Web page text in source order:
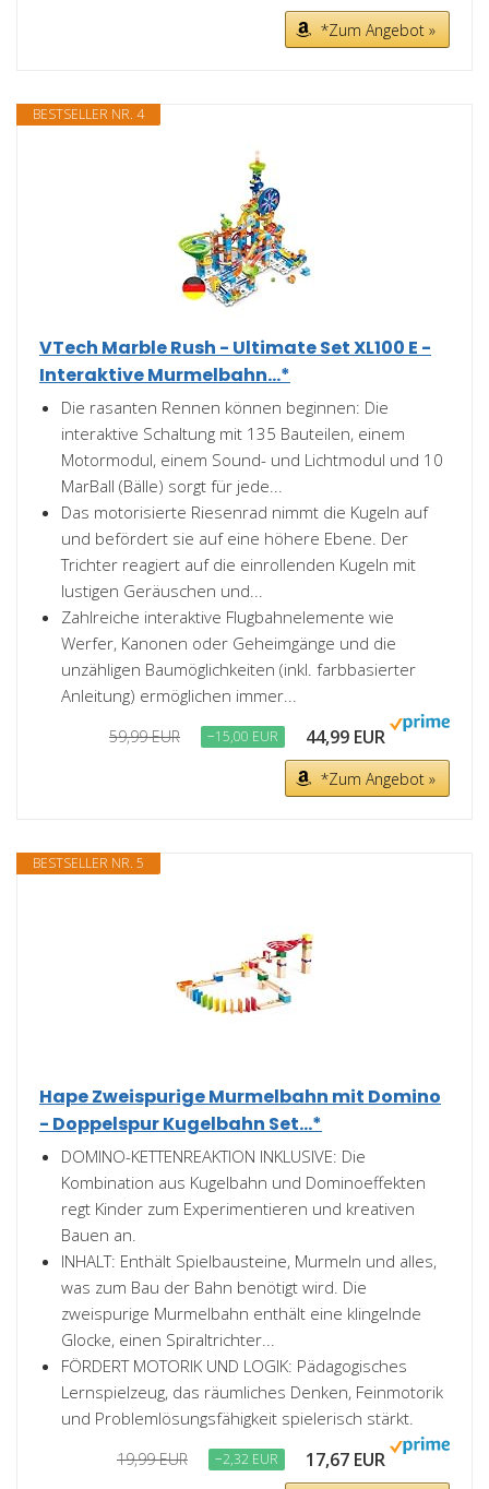
*Zum Angebot »
BESTSELLER NR. 4
VTech Marble Rush - Ultimate Set XL100 E -
Interaktive Murmelbahn...*
Die rasanten Rennen können beginnen: Die
interaktive Schaltung mit 135 Bauteilen, einem
Motormodul, einem Sound- und Lichtmodul und 10
MarBall (Bälle) sorgt für jede...
Das motorisierte Riesenrad nimmt die Kugeln auf
und befördert sie auf eine höhere Ebene. Der
Trichter reagiert auf die einrollenden Kugeln mit
lustigen Geräuschen und...
Zahlreiche interaktive Flugbahnelemente wie
Werfer, Kanonen oder Geheimgänge und die
unzähligen Baumöglichkeiten (inkl. farbbasierter
Anleitung) ermöglichen immer...
59,99 EUR −15,00 EUR 44,99 EUR
*Zum Angebot »
BESTSELLER NR. 5
Hape Zweispurige Murmelbahn mit Domino
- Doppelspur Kugelbahn Set...*
DOMINO-KETTENREAKTION INKLUSIVE: Die
Kombination aus Kugelbahn und Dominoeffekten
regt Kinder zum Experimentieren und kreativen
Bauen an.
INHALT: Enthält Spielbausteine, Murmeln und alles,
was zum Bau der Bahn benötigt wird. Die
zweispurige Murmelbahn enthält eine klingelnde
Glocke, einen Spiraltrichter...
FÖRDERT MOTORIK UND LOGIK: Pädagogisches
Lernspielzeug, das räumliches Denken, Feinmotorik
und Problemlösungsfähigkeit spielerisch stärkt.
19,99 EUR −2,32 EUR 17,67 EUR